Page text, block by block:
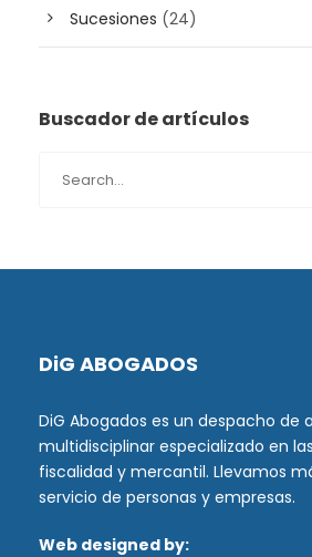
Sucesiones (24)
Buscador de artículos
DiG ABOGADOS
DiG Abogados es un despacho de
multidisciplinar especializado en
fiscalidad y mercantil. Llevamos
servicio de personas y empresas.
Web designed by: